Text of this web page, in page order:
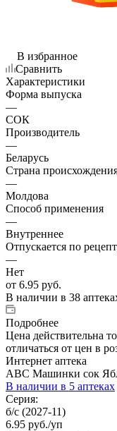
В избранное
Сравнить
Характеристики
Форма выпуска
—
СОК
Производитель
—
Беларусь
Страна
—
Молдова
Способ применения
—
Внутреннее
Отпускается по
—
Нет
от 6.95 руб.
В наличии в 38
Подробнее
Цена действительна
отличаться от цен в
Интернет аптека
ABC Машинки сок
В наличии в 5 аптеках
Серия:
б/с (2027-11)
6.95 руб./уп